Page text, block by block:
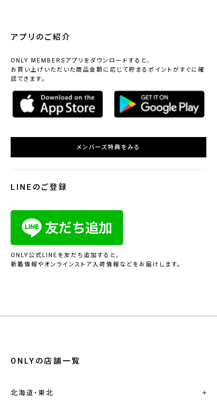
アプリのご紹介
ONLY MEMBERSアプリをダウンロードすると、
お買い上げいただいた商品金額に応じて貯まるポイントがすぐに確
認できます。
メンバーズ特典をみる
LINEのご登録
ONLY公式LINEを友だち追加すると、
新着情報やオンラインストア入荷情報などをお届けします。
ONLYの店舗一覧
北海道・東北